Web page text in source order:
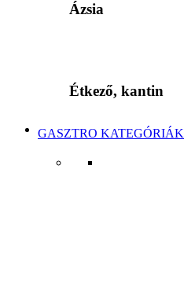
Ázsia
Étkező, kantin
GASZTRO KATEGÓRIÁK